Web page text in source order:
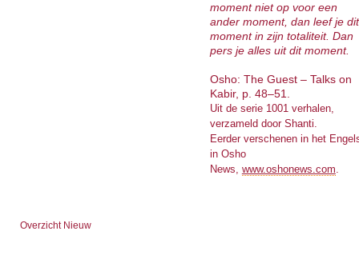
moment niet op voor een
ander moment, dan leef je dit
moment in zijn totaliteit. Dan
pers je alles uit dit moment.
Osho: The Guest – Talks on
Kabir, p. 48–51.
Uit de serie 1001 verhalen,
verzameld door Shanti.
Eerder verschenen in het
in Osho
News, www.oshonews.com.
Overzicht Nieuw